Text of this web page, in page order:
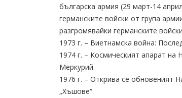
българска армия (29 март-14
германските войски от група
разгромявайки германските
1973 г. – Виетнамска война:
1974 г. – Космическият апарат
Меркурий.
1976 г. – Открива се обновеният
„Хъшове“.